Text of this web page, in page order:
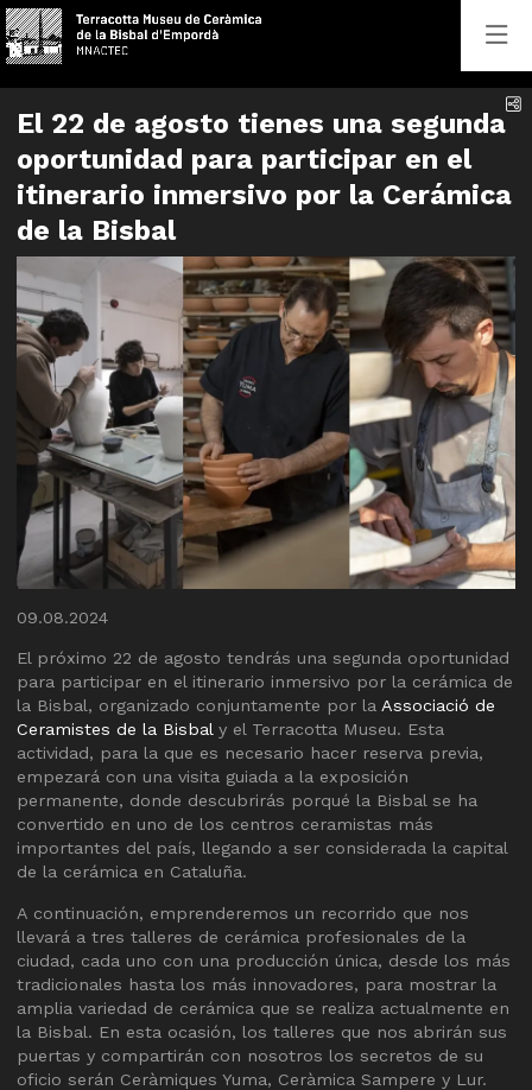
El 22 de agosto tienes una segunda
oportunidad para participar en el
itinerario inmersivo por la Cerámica
de la Bisbal
09.08.2024
El próximo 22 de agosto tendrás una segunda oportunidad
para participar en el itinerario inmersivo por la cerámica de
la Bisbal, organizado conjuntamente por laAssociació de
Ceramistes de la Bisbaly el Terracotta Museu. Esta
actividad, para la que es necesario hacer reserva previa,
empezará con una visita guiada a la exposición
permanente, donde descubrirás porqué la Bisbal se ha
convertido en uno de los centros ceramistas más
importantes del país, llegando a ser considerada la capital
de la cerámica en Cataluña.
A continuación, emprenderemos un recorrido que nos
llevará a tres talleres de cerámica profesionales de la
ciudad, cada uno con una producción única, desde los más
tradicionales hasta los más innovadores, para mostrar la
amplia variedad de cerámica que se realiza actualmente en
la Bisbal. En esta ocasión, los talleres que nos abrirán sus
puertas y compartirán con nosotros los secretos de su
oficio serán Ceràmiques Yuma, Ceràmica Sampere y Lur.